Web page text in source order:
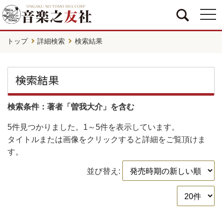
トップ 詳細検索 検索結果
検索結果
検索条件：著者「曽我大介」を含む
5件見つかりました。 1～5件を表示しています。
タイトルまたは画像をクリックすると詳細をご覧頂けま
す。
並び替え: